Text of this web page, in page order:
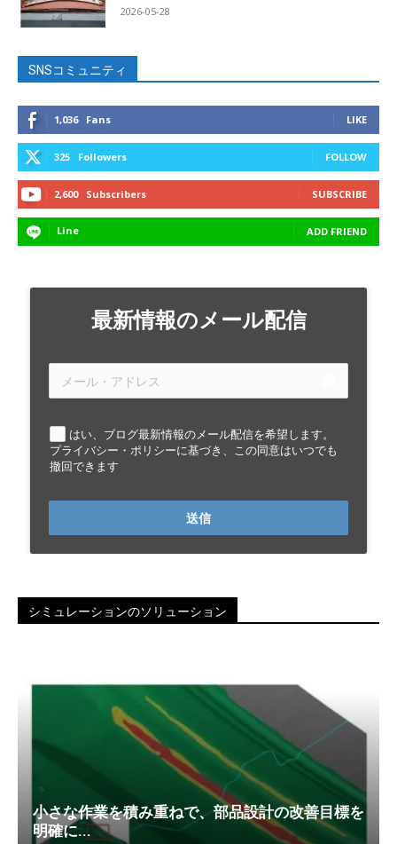
2026-05-28
SNSコミュニティ
1,036 Fans LIKE
325 Followers FOLLOW
2,600 Subscribers SUBSCRIBE
Line ADD FRIEND
最新情報のメール配信
はい、ブログ最新情報のメール配信を希望します。
プライバシー・ポリシーに基づき、この同意はいつでも
撤回できます
送信
シミュレーションのソリューション
小さな作業を積み重ねで、部品設計の改善目標を
明確に...